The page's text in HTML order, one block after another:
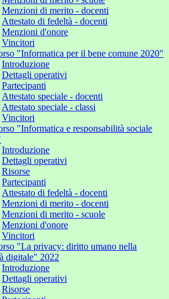
Menzioni di merito - docenti
Attestato di fedeltà - docenti
Menzioni d'onore
Vincitori
"Informatica per il bene comune 2020"
Introduzione
Dettagli operativi
Partecipanti
Attestato speciale - docenti
Attestato speciale - classi
Vincitori
"Informatica e responsabilità sociale
Introduzione
Dettagli operativi
Risorse
Partecipanti
Attestato di fedeltà - docenti
Menzioni di merito - docenti
Menzioni di merito - scuole
Menzioni d'onore
Vincitori
"La privacy: diritto umano nella
digitale" 2022
Introduzione
Dettagli operativi
Risorse